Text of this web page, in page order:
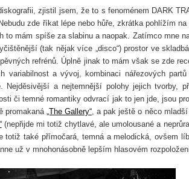
zjistil jsem, že to s fenoménem DARK
zde říkat lépe nebo hůře, zkrátka pohlížím
to mám spíše za slabinu a naopak. Zatímco mne
(tak nějak více „disco“) prostor ve
refrénů. Úplně jinak to mám však se zde
variabilnost a vývoj, kombinaci nářezových
Nejděsivější a nejtemnější polohy jejich tvorby,
či temné romantiky odvrací jak to jen jde, jsou
promakaná „The Gallery“, a pak ještě o něco
(nepřijde mi totiž chytlavé, ale umolousané a
totiž také přímočará, temná a melodická, ovšem
už v mnohonásobně lepším hlasovém